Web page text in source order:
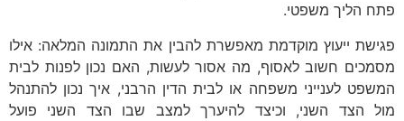
פתח הליך משפטי.
פגישת ייעוץ מוקדמת מאפשרת להבין את התמונה המלאה: אילו
מסמכים חשוב לאסוף, מה אסור לעשות, האם נכון לפנות לבית
המשפט לענייני משפחה או לבית הדין הרבני, איך נכון להתנהל
מול הצד השני, וכיצד להיערך למצב שבו הצד השני פועל